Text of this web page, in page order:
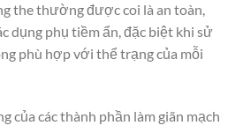
the thường được coi là an toàn,
dụng phụ tiềm ẩn, đặc biệt khi sử
phù hợp với thể trạng của mỗi
của các thành phần làm giãn mạch